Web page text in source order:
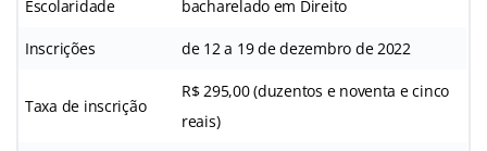
Escolaridade bacharelado em Direito
Inscrições de 12 a 19 de dezembro de 2022
Taxa de inscrição
R$ 295,00 (duzentos e noventa e cinco
reais)